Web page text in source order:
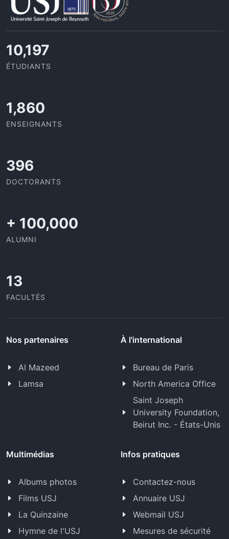
10,815
ÉTUDIANTS
1,973
ENSEIGNANTS
420
DOCTORANTS
+ 100,000
ALUMNI
13
FACULTÉS
Nos partenaires
Al Mazeed
Lamsa
À l'international
Bureau de Paris
North America Office
Saint Joseph
University Foundation,
Beirut Inc. - États-Unis
Multimédias
Albums photos
Films USJ
La Quinzaine
Hymne de l'USJ
Infos pratiques
Contactez-nous
Annuaire USJ
Webmail USJ
Mesures de sécurité